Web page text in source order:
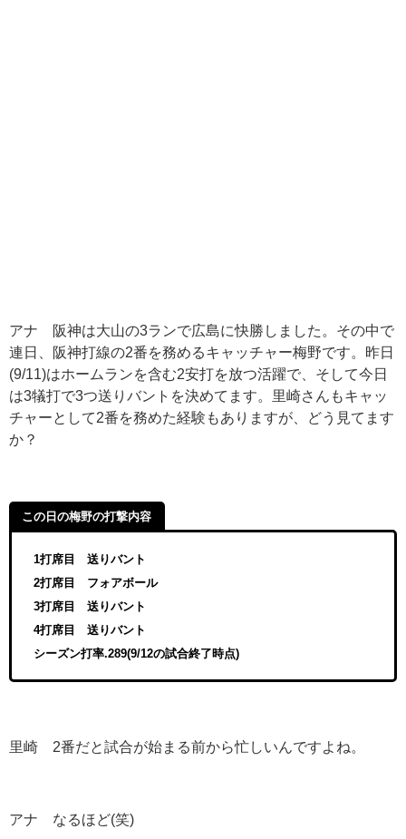
アナ 阪神は大山の3ランで広島に快勝しました。その中で
連日、阪神打線の2番を務めるキャッチャー梅野です。昨日
(9/11)はホームランを含む2安打を放つ活躍で、そして今日
は3犠打で3つ送りバントを決めてます。里崎さんもキャッ
チャーとして2番を務めた経験もありますが、どう見てます
か？
この日の梅野の打撃内容
1打席目 送りバント
2打席目 フォアボール
3打席目 送りバント
4打席目 送りバント
シーズン打率.289(9/12の試合終了時点)
里崎 2番だと試合が始まる前から忙しいんですよね。
アナ なるほど(笑)